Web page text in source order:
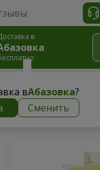
в
вАбазовка?
Сменить